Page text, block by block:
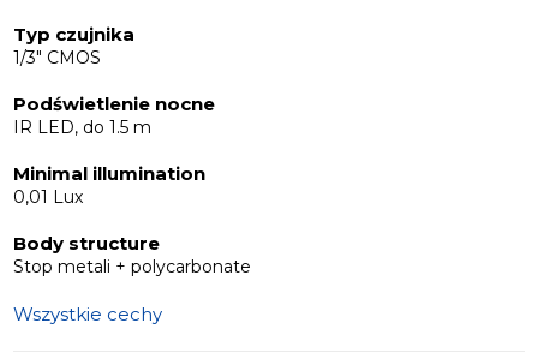
Typ czujnika
1/3" CMOS
Podświetlenie nocne
IR LED, do 1.5 m
Minimal illumination
0,01 Lux
Body structure
Stop metali + polycarbonate
Wszystkie cechy